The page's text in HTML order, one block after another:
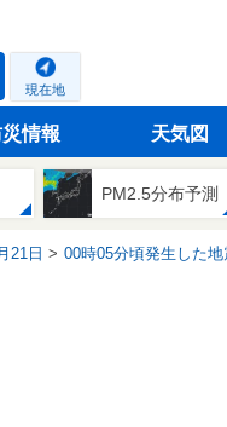
現在地
災情報 天気図
PM2.5分布予測
21日 00時05分頃発生した